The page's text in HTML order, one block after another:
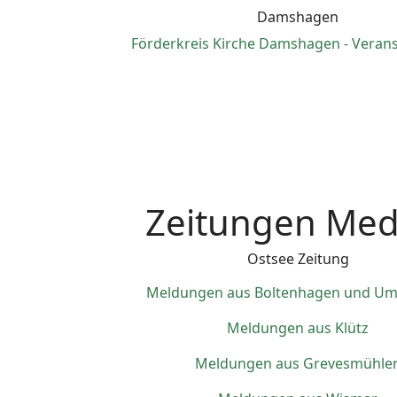
Damshagen
Förderkreis Kirche Damshagen -
Zeitungen
Ostsee Zeitung
Meldungen aus Boltenhagen und
Meldungen aus Klütz
Meldungen aus